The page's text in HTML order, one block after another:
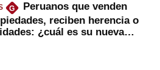
G
Peruanos que venden
reciben herencia o
¿cuál es su nueva